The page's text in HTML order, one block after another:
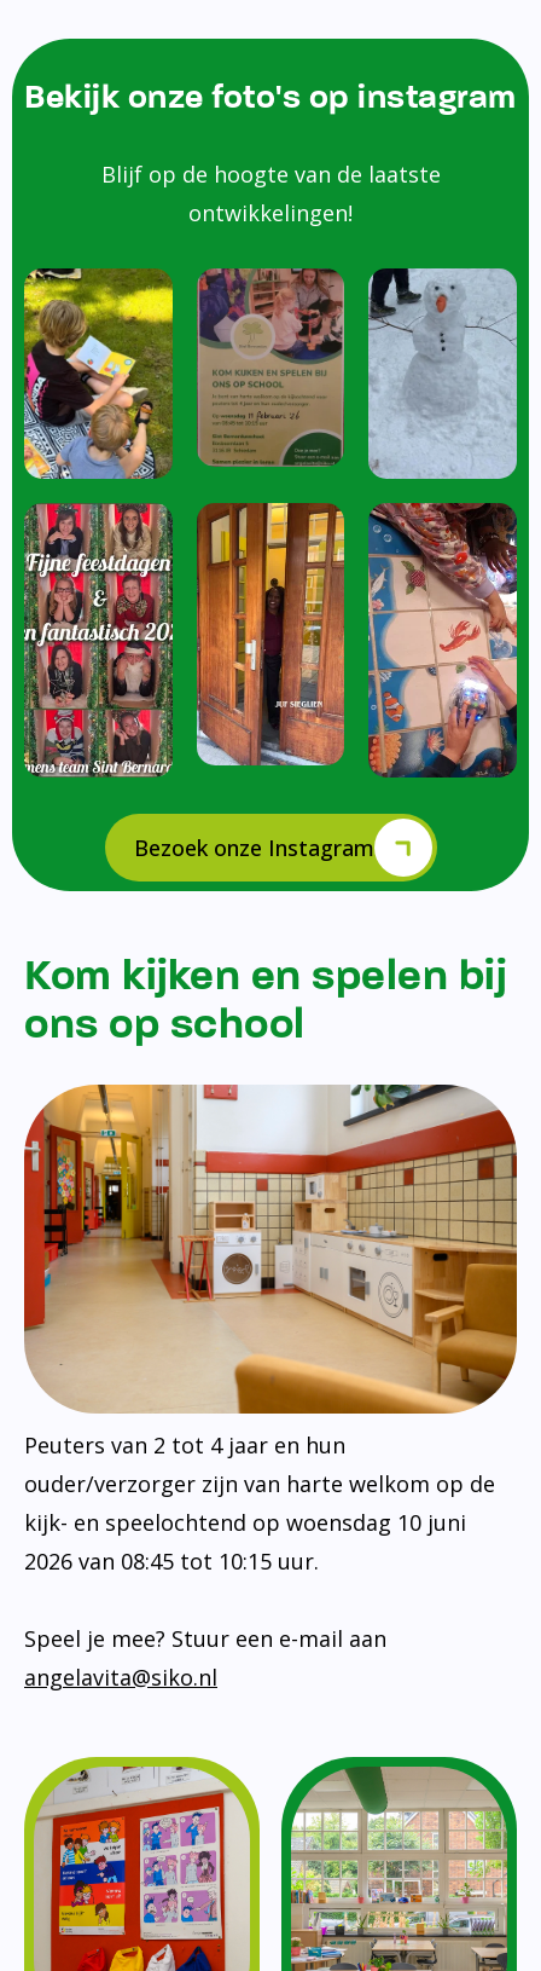
Bekijk onze foto's op instagram
Blijf op de hoogte van de laatste
ontwikkelingen!
Bezoek onze Instagram
Kom kijken en spelen bij
ons op school
Peuters van 2 tot 4 jaar en hun
ouder/verzorger zijn van harte welkom op de
kijk- en speelochtend op woensdag 10 juni
2026 van 08:45 tot 10:15 uur.
Speel je mee? Stuur een e-mail aan
angelavita@siko.nl